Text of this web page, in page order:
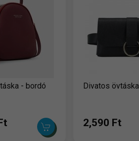
- bordó Divatos övtáska
2,590 Ft